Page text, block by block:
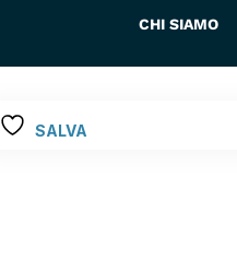
CHI SIAMO
SALVA